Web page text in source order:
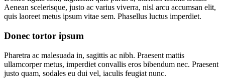
Aenean scelerisque, justo ac varius viverra, nisl arcu accumsan elit,
quis laoreet metus ipsum vitae sem. Phasellus luctus imperdiet.
Donec tortor ipsum
Pharetra ac malesuada in, sagittis ac nibh. Praesent mattis
ullamcorper metus, imperdiet convallis eros bibendum nec. Praesent
justo quam, sodales eu dui vel, iaculis feugiat nunc.